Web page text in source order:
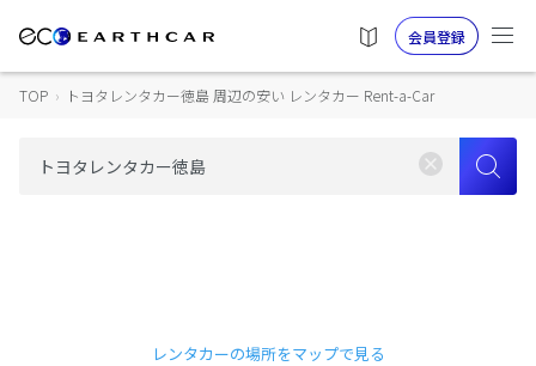
会員登録
TOP › トヨタレンタカー徳島 周辺の安い レンタカー Rent-a-Car
レンタカーの場所をマップで見る